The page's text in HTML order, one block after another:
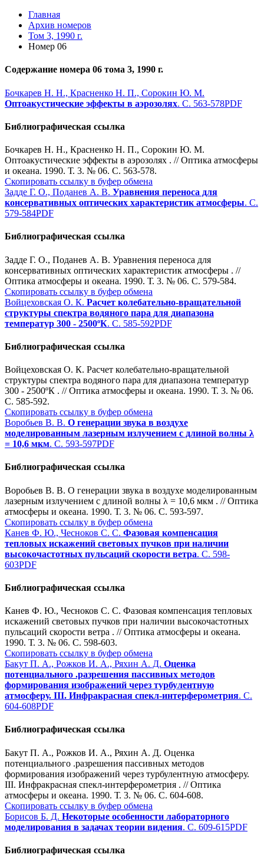
Главная
Архив номеров
Том 3, 1990 г.
Номер 06
Содержание номера 06 тома 3, 1990 г.
Бочкарев Н. Н., Красненко Н. П., Сорокин Ю. М.
Оптоакустические эффекты в аэрозолях. С. 563-578PDF
Библиографическая ссылка
Бочкарев Н. Н., Красненко Н. П., Сорокин Ю. М.
Оптоакустические эффекты в аэрозолях . // Оптика атмосферы
и океана. 1990. Т. 3. № 06. С. 563-578.
Скопировать ссылку в буфер обмена
Задде Г. О., Поданев А. В. Уравнения переноса для
консервативных оптических характеристик атмосферы. С.
579-584PDF
Библиографическая ссылка
Задде Г. О., Поданев А. В. Уравнения переноса для
консервативных оптических характеристик атмосферы . //
Оптика атмосферы и океана. 1990. Т. 3. № 06. С. 579-584.
Скопировать ссылку в буфер обмена
Войцеховская О. К. Расчет колебательно-вращательной
структуры спектра водяного пара для диапазона
температур 300 - 2500ºК. С. 585-592PDF
Библиографическая ссылка
Войцеховская О. К. Расчет колебательно-вращательной
структуры спектра водяного пара для диапазона температур
300 - 2500ºК . // Оптика атмосферы и океана. 1990. Т. 3. № 06.
С. 585-592.
Скопировать ссылку в буфер обмена
Воробьев В. В. О генерации звука в воздухе
моделированным лазерным излучением с длиной волны λ
= 10,6 мкм. С. 593-597PDF
Библиографическая ссылка
Воробьев В. В. О генерации звука в воздухе моделированным
лазерным излучением с длиной волны λ = 10,6 мкм . // Оптика
атмосферы и океана. 1990. Т. 3. № 06. С. 593-597.
Скопировать ссылку в буфер обмена
Канев Ф. Ю., Чесноков С. С. Фазовая компенсация
тепловых искажений световых пучков при наличии
высокочастотных пульсаций скорости ветра. С. 598-
603PDF
Библиографическая ссылка
Канев Ф. Ю., Чесноков С. С. Фазовая компенсация тепловых
искажений световых пучков при наличии высокочастотных
пульсаций скорости ветра . // Оптика атмосферы и океана.
1990. Т. 3. № 06. С. 598-603.
Скопировать ссылку в буфер обмена
Бакут П. А., Рожков И. А., Ряхин А. Д. Оценка
потенциального .разрешения пассивных методов
формирования изображений через турбулентную
атмосферу. III. Инфракрасная спекл-интерферометрия. С.
604-608PDF
Библиографическая ссылка
Бакут П. А., Рожков И. А., Ряхин А. Д. Оценка
потенциального .разрешения пассивных методов
формирования изображений через турбулентную атмосферу.
III. Инфракрасная спекл-интерферометрия . // Оптика
атмосферы и океана. 1990. Т. 3. № 06. С. 604-608.
Скопировать ссылку в буфер обмена
Борисов Б. Д. Некоторые особенности лабораторного
моделирования в задачах теории видения. С. 609-615PDF
Библиографическая ссылка